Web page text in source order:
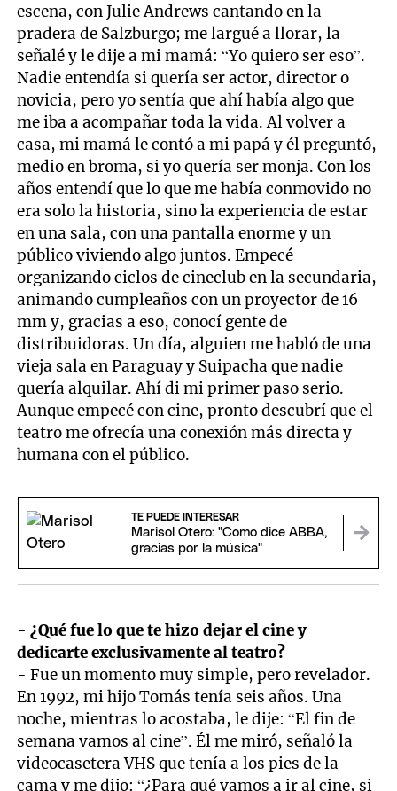
escena, con Julie Andrews cantando en la
pradera de Salzburgo; me largué a llorar, la
señalé y le dije a mi mamá: “Yo quiero ser eso”.
Nadie entendía si quería ser actor, director o
novicia, pero yo sentía que ahí había algo que
me iba a acompañar toda la vida. Al volver a
casa, mi mamá le contó a mi papá y él preguntó,
medio en broma, si yo quería ser monja. Con los
años entendí que lo que me había conmovido no
era solo la historia, sino la experiencia de estar
en una sala, con una pantalla enorme y un
público viviendo algo juntos. Empecé
organizando ciclos de cineclub en la secundaria,
animando cumpleaños con un proyector de 16
mm y, gracias a eso, conocí gente de
distribuidoras. Un día, alguien me habló de una
vieja sala en Paraguay y Suipacha que nadie
quería alquilar. Ahí di mi primer paso serio.
Aunque empecé con cine, pronto descubrí que el
teatro me ofrecía una conexión más directa y
humana con el público.
TE PUEDE INTERESAR
Marisol Otero: "Como dice ABBA,
gracias por la música"
- ¿Qué fue lo que te hizo dejar el cine y
dedicarte exclusivamente al teatro?
- Fue un momento muy simple, pero revelador.
En 1992, mi hijo Tomás tenía seis años. Una
noche, mientras lo acostaba, le dije: “El fin de
semana vamos al cine”. Él me miró, señaló la
videocasetera VHS que tenía a los pies de la
cama y me dijo: “¿Para qué vamos a ir al cine, si